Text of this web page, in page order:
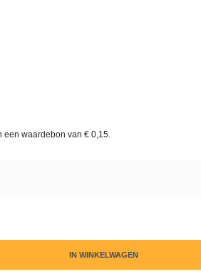
een waardebon van € 0,15.
IN WINKELWAGEN